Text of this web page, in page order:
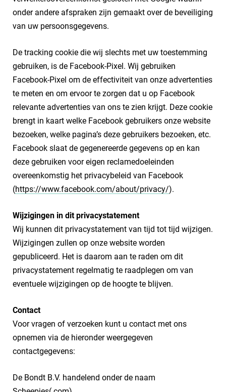
onder andere afspraken zijn gemaakt over de beveiliging
van uw persoonsgegevens.
De tracking cookie die wij slechts met uw toestemming
gebruiken, is de Facebook-Pixel. Wij gebruiken
Facebook-Pixel om de effectiviteit van onze advertenties
te meten en om ervoor te zorgen dat u op Facebook
relevante advertenties van ons te zien krijgt. Deze cookie
brengt in kaart welke Facebook gebruikers onze website
bezoeken, welke pagina’s deze gebruikers bezoeken, etc.
Facebook slaat de gegenereerde gegevens op en kan
deze gebruiken voor eigen reclamedoeleinden
overeenkomstig het privacybeleid van Facebook
(https://www.facebook.com/about/privacy/).
Wijzigingen in ditprivacystatement
Wij kunnen dit privacystatement van tijd tot tijd wijzigen.
Wijzigingen zullen op onze website worden
gepubliceerd. Het is daarom aan te raden om dit
privacystatement regelmatig te raadplegen om van
eventuele wijzigingen op de hoogte te blijven.
Contact
Voor vragen of verzoeken kunt u contact met ons
opnemen via de hieronder weergegeven
contactgegevens:
De Bondt B.V. handelend onder de naam